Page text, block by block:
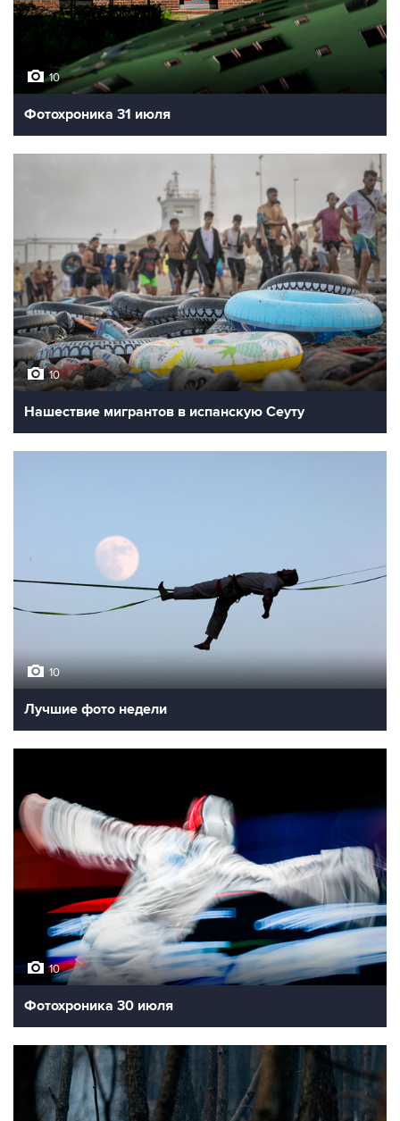
10
Фотохроника 31 июля
10
Нашествие мигрантов в испанскую Сеуту
10
Лучшие фото недели
10
Фотохроника 30 июля